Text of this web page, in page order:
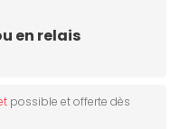
en relais
possible et offerte dès